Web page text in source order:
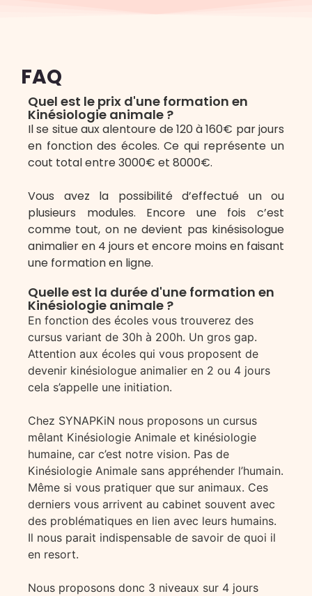
FAQ
Quel est le prix d'une formation en
Kinésiologie animale ?
Il se situe aux alentoure de 120 à 160€ par jours
en fonction des écoles. Ce qui représente un
cout total entre 3000€ et 8000€.
Vous avez la possibilité d’effectué un ou
plusieurs modules. Encore une fois c’est
comme tout, on ne devient pas kinésisologue
animalier en 4 jours et encore moins en faisant
une formation en ligne.
Quelle est la durée d'une formation en
Kinésiologie animale ?
En fonction des écoles vous trouverez des
cursus variant de 30h à 200h. Un gros gap.
Attention aux écoles qui vous proposent de
devenir kinésiologue animalier en 2 ou 4 jours
cela s’appelle une initiation.
Chez SYNAPKiN nous proposons un cursus
mêlant Kinésiologie Animale et kinésiologie
humaine, car c’est notre vision. Pas de
Kinésiologie Animale sans appréhender l’humain.
Même si vous pratiquer que sur animaux. Ces
derniers vous arrivent au cabinet souvent avec
des problématiques en lien avec leurs humains.
Il nous parait indispensable de savoir de quoi il
en resort.
Nous proposons donc 3 niveaux sur 4 jours